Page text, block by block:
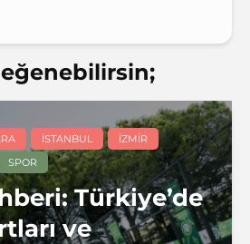
İSTANBUL
İZMIR
SPOR
Türkiye’de
ve